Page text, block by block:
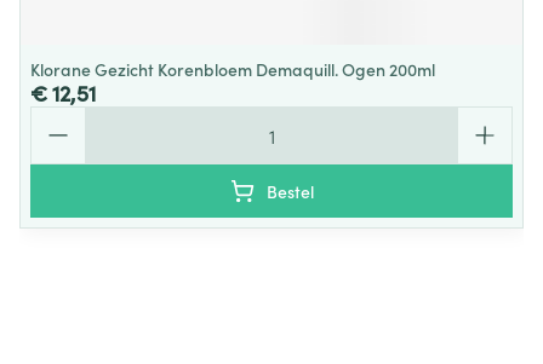
Klorane Gezicht Korenbloem Demaquill. Ogen 200ml
€ 12,51
Bestel